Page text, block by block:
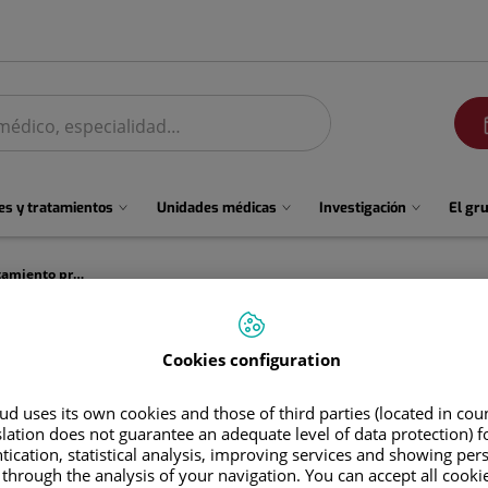
y tratamientos Unidades médicas Investigación El
Endometriosis y cirugía robótica: tratamiento preciso y preservación de la fertilidad
tratamiento preciso y
Cookies configuration
uses its own cookies and those of third parties (located in
does not guarantee an adequate level of data protection)
statistical analysis, improving services and showing
the analysis of your navigation. You can accept all